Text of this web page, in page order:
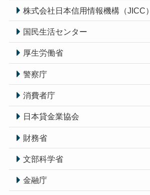
株式会社日本信用情報機構（JICC）
国民生活センター
厚生労働省
警察庁
消費者庁
日本貸金業協会
財務省
文部科学省
金融庁